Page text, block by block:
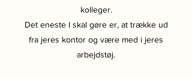
kolleger.
Det eneste I skal gøre er, at trække ud
fra jeres kontor og være med i jeres
arbejdstøj.